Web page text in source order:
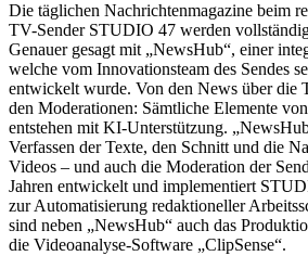
Die täglichen Nachrichtenmagazine beim
TV-Sender STUDIO 47 werden
Genauer gesagt mit „NewsHub“, einer
welche vom Innovationsteam des Sendes
entwickelt wurde. Von den News über die
den Moderationen: Sämtliche Elemente
entstehen mit KI-Unterstützung.
Verfassen der Texte, den Schnitt und die
Videos – und auch die Moderation der
Jahren entwickelt und implementiert
zur Automatisierung redaktioneller
sind neben „NewsHub“ auch das
die Videoanalyse-Software „ClipSense“.